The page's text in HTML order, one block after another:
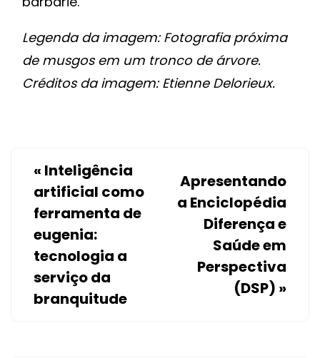
Legenda da imagem: Fotografia próxima
de musgos em um tronco de árvore.
Créditos da imagem: Etienne Delorieux.
« Inteligência
artificial como
ferramenta de
eugenia:
tecnologia a
serviço da
branquitude
Apresentando
a Enciclopédia
Diferença e
Saúde em
Perspectiva
(DSP) »